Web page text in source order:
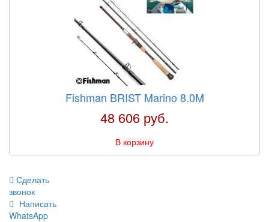
Fishman BRIST Marino 8.0M
48 606 руб.
В корзину
Сделать
звонок
Написать
WhatsApp